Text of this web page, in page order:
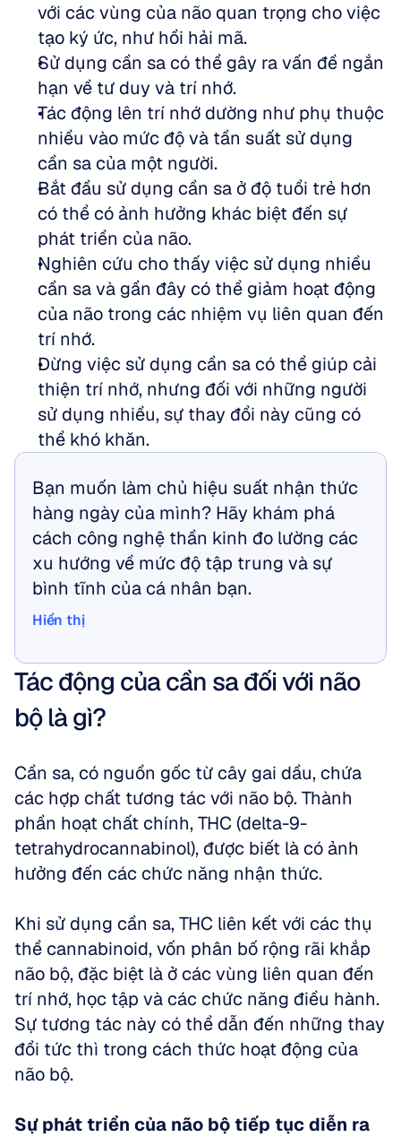
với các vùng của não quan trọng cho việc
tạo ký ức, như hồi hải mã.
Sử dụng cần sa có thể gây ra vấn đề ngắn
hạn về tư duy và trí nhớ.
Tác động lên trí nhớ dường như phụ thuộc
nhiều vào mức độ và tần suất sử dụng
cần sa của một người.
Bắt đầu sử dụng cần sa ở độ tuổi trẻ hơn
có thể có ảnh hưởng khác biệt đến sự
phát triển của não.
Nghiên cứu cho thấy việc sử dụng nhiều
cần sa và gần đây có thể giảm hoạt động
của não trong các nhiệm vụ liên quan đến
trí nhớ.
Dừng việc sử dụng cần sa có thể giúp cải
thiện trí nhớ, nhưng đối với những người
sử dụng nhiều, sự thay đổi này cũng có
thể khó khăn.
Bạn muốn làm chủ hiệu suất nhận thức
hàng ngày của mình? Hãy khám phá
cách công nghệ thần kinh đo lường các
xu hướng về mức độ tập trung và sự
bình tĩnh của cá nhân bạn.
Hiển thị
Tác động của cần sa đối với não
bộ là gì?
Cần sa, có nguồn gốc từ cây gai dầu, chứa
các hợp chất tương tác với não bộ. Thành
phần hoạt chất chính, THC (delta-9-
tetrahydrocannabinol), được biết là có ảnh
hưởng đến các chức năng nhận thức.
Khi sử dụng cần sa, THC liên kết với các thụ
thể cannabinoid, vốn phân bố rộng rãi khắp
não bộ, đặc biệt là ở các vùng liên quan đến
trí nhớ, học tập và các chức năng điều hành.
Sự tương tác này có thể dẫn đến những thay
đổi tức thì trong cách thức hoạt động của
não bộ.
Sự phát triển của não bộ tiếp tục diễn ra